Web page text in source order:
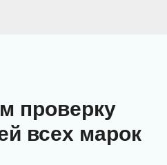
проверку
всех марок